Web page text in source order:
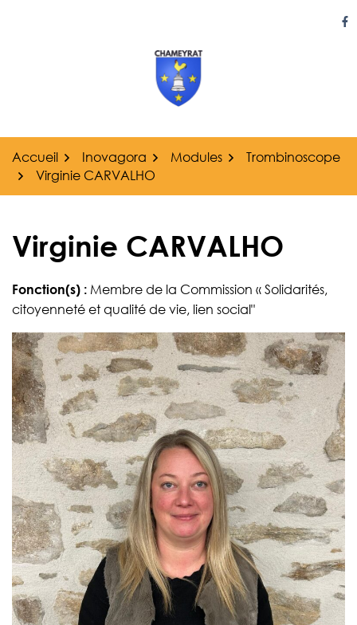
Accueil Inovagora Modules
Trombinoscope
Virginie CARVALHO
Virginie CARVALHO
Fonction(s) : Membre de la Commission « Solidarités,
citoyenneté et qualité de vie, lien social"